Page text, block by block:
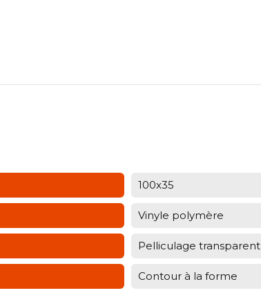
100x35
Vinyle polymère
Pelliculage transparent
Contour à la forme